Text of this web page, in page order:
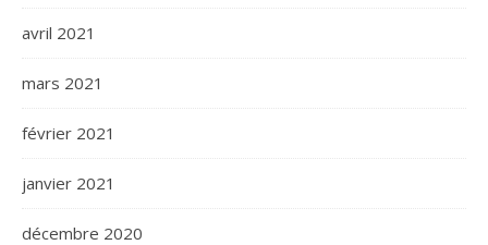
avril 2021
mars 2021
février 2021
janvier 2021
décembre 2020